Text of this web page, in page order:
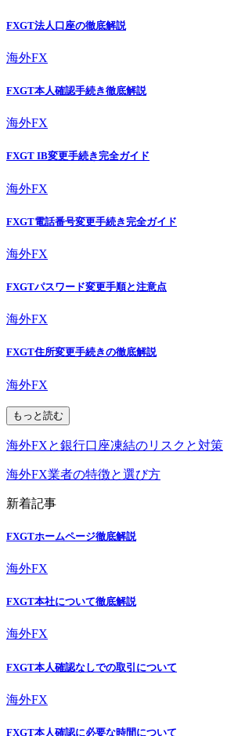
FXGT法人口座の徹底解説
海外FX
FXGT本人確認手続き徹底解説
海外FX
FXGT IB変更手続き完全ガイド
海外FX
FXGT電話番号変更手続き完全ガイド
海外FX
FXGTパスワード変更手順と注意点
海外FX
FXGT住所変更手続きの徹底解説
海外FX
もっと読む
海外FXと銀行口座凍結のリスクと対策
海外FX業者の特徴と選び方
新着記事
FXGTホームページ徹底解説
海外FX
FXGT本社について徹底解説
海外FX
FXGT本人確認なしでの取引について
海外FX
FXGT本人確認に必要な時間について